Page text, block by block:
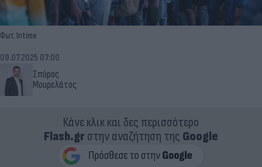
Φωτ. Intime
Σπύρος
Μουρελάτος
09.07.2025 07:00
Κάνε κλικ και δες περισσότερο
Flash.grστην αναζήτηση της Google